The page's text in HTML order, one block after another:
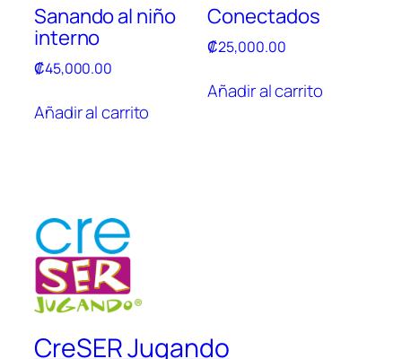
Sanando al niño
interno
₡45,000.00
Añadir al carrito
Conectados
₡25,000.00
Añadir al carrito
CreSER Jugando